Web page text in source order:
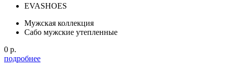
EVASHOES
Мужская коллекция
Сабо мужские утепленные
0 р.
подробнее